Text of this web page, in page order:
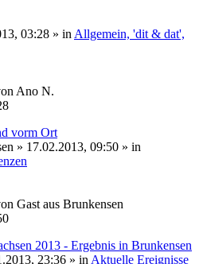
03:28 » in Allgemein, 'dit & dat',
Ano N.
vorm Ort
» 17.02.2013, 09:50 » in
Gast aus Brunkensen
2013 - Ergebnis in Brunkensen
23:36 » in Aktuelle Ereignisse